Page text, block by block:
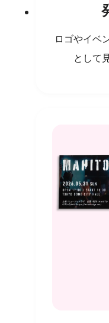
ロゴやイベ
として